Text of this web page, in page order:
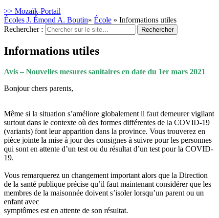
>> Mozaïk-Portail
Écoles J. Émond A. Boutin» École » Informations utiles
Rechercher :
Informations utiles
Avis – Nouvelles mesures sanitaires en date du 1er mars 2021
Bonjour chers parents,
Même si la situation s’améliore globalement il faut demeurer vigilant
surtout dans le contexte où des formes différentes de la COVID-19
(variants) font leur apparition dans la province. Vous trouverez en
pièce jointe la mise à jour des consignes à suivre pour les personnes
qui sont en attente d’un test ou du résultat d’un test pour la COVID-
19.
Vous remarquerez un changement important alors que la Direction
de la santé publique précise qu’il faut maintenant considérer que les
membres de la maisonnée doivent s’isoler lorsqu’un parent ou un
enfant avec
symptômes est en attente de son résultat.